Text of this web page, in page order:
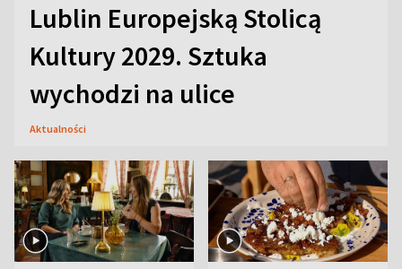
Lublin Europejską Stolicą
Kultury 2029. Sztuka
wychodzi na ulice
Aktualności